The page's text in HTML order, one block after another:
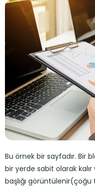
Bu örnek bir sayfadır. Bir
bir yerde sabit olarak
başlığı